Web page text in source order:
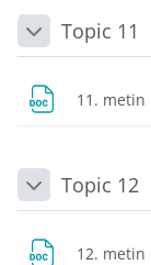
DaraltTopic 11
11. metin
DaraltTopic 12
12. metin